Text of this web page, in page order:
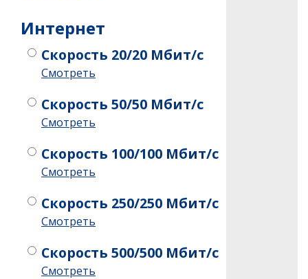
Интернет
Скорость 20/20 Мбит/с
Смотреть
Скорость 50/50 Мбит/с
Смотреть
Скорость 100/100 Мбит/с
Смотреть
Скорость 250/250 Мбит/с
Смотреть
Скорость 500/500 Мбит/с
Смотреть